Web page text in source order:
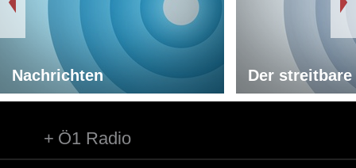
Nachrichten Der
Ö1 Radio